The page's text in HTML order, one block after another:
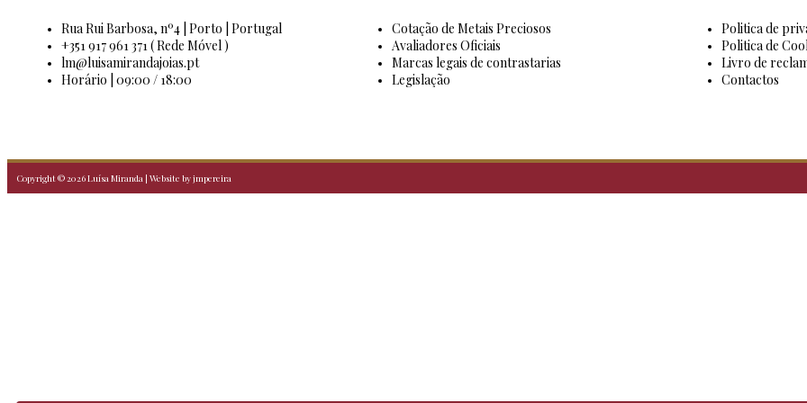
Rua Rui Barbosa, nº4 | Porto | Portugal
+351 917 961 371 ( Rede Móvel )
lm@luisamirandajoias.pt
Horário | 09:00 / 18:00
Cotação de Metais Preciosos
Avaliadores Oficiais
Marcas legais de contrastarias
Legislação
Politica de
Politica de
Livro de
Contactos
Copyright © 2026 Luísa Miranda | Website by jmpereira